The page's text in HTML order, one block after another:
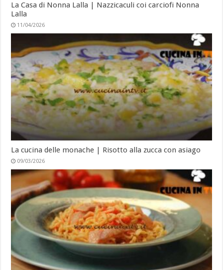
La Casa di Nonna Lalla | Nazzicaculi coi carciofi Nonna
Lalla
11/04/2026
La cucina delle monache | Risotto alla zucca con asiago
09/03/2026